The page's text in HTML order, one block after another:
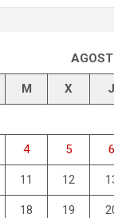
M X J
4 5 6
11 12
18 19